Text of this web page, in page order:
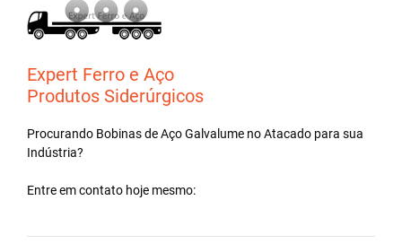
Expert Ferro e Aço
Produtos Siderúrgicos
Procurando Bobinas deAço Galvalume noAtacado para sua
Indústria?
Entre em contato hoje mesmo: